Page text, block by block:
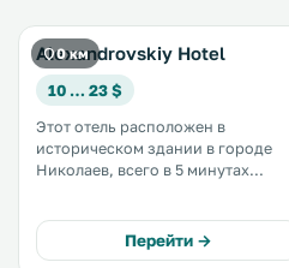
0 км
Alexandrovskiy Hotel
10 … 23 $
Этот отель расположен в
историческом здании в городе
Николаев, всего в 5 минутах
услугам гостей открытый бассейн,
бесплатная охраняемая парковка
Перейти →